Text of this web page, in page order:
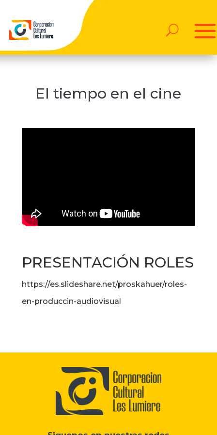
El tiempo en el cine
PRESENTACIÓN ROLES
https://es.slideshare.net/proskahuer/roles-
en-produccin-audiovisual